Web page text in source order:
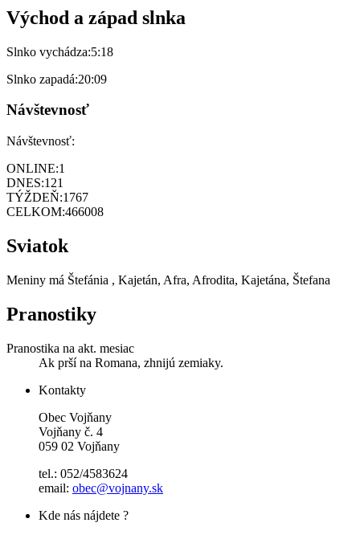
Východ a západ slnka
Slnko vychádza:5:18
Slnko zapadá:20:09
Návštevnosť
Návštevnosť:
ONLINE:1
DNES:121
TÝŽDEŇ:1767
CELKOM:466008
Sviatok
Meniny má Štefánia , Kajetán, Afra, Afrodita, Kajetána, Štefana
Pranostiky
Pranostika na akt. mesiac
Ak prší na Romana, zhnijú zemiaky.
Kontakty
Obec Vojňany
Vojňany č. 4
059 02 Vojňany
tel.: 052/4583624
email: obec@vojnany.sk
Kde nás nájdete ?